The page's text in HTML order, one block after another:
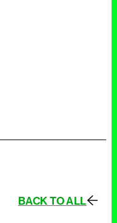
BACK TO ALL